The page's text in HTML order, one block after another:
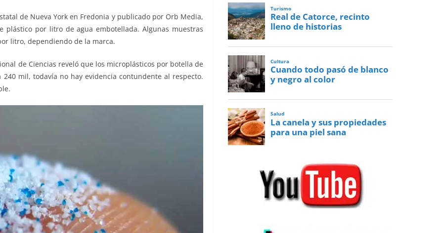
de Nueva York en Fredonia y publicado por Orb Media,
plástico por litro de agua embotellada. Algunas muestras
litro, dependiendo de la marca.
de Ciencias reveló que los microplásticos por botella de
mil, todavía no hay evidencia contundente al respecto.